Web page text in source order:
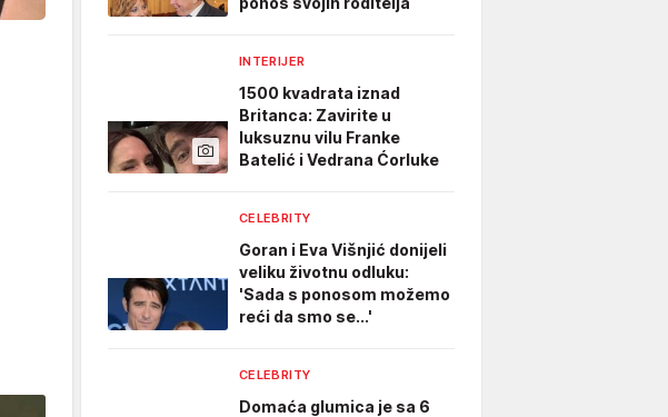
INTERIJER
1500 kvadrata iznad
Britanca: Zavirite u
luksuznu vilu Franke
Batelić i Vedrana Ćorluke
CELEBRITY
Goran i Eva Višnjić donijeli
veliku životnu odluku:
'Sada s ponosom možemo
reći da smo se...'
CELEBRITY
Domaća glumica je sa 6